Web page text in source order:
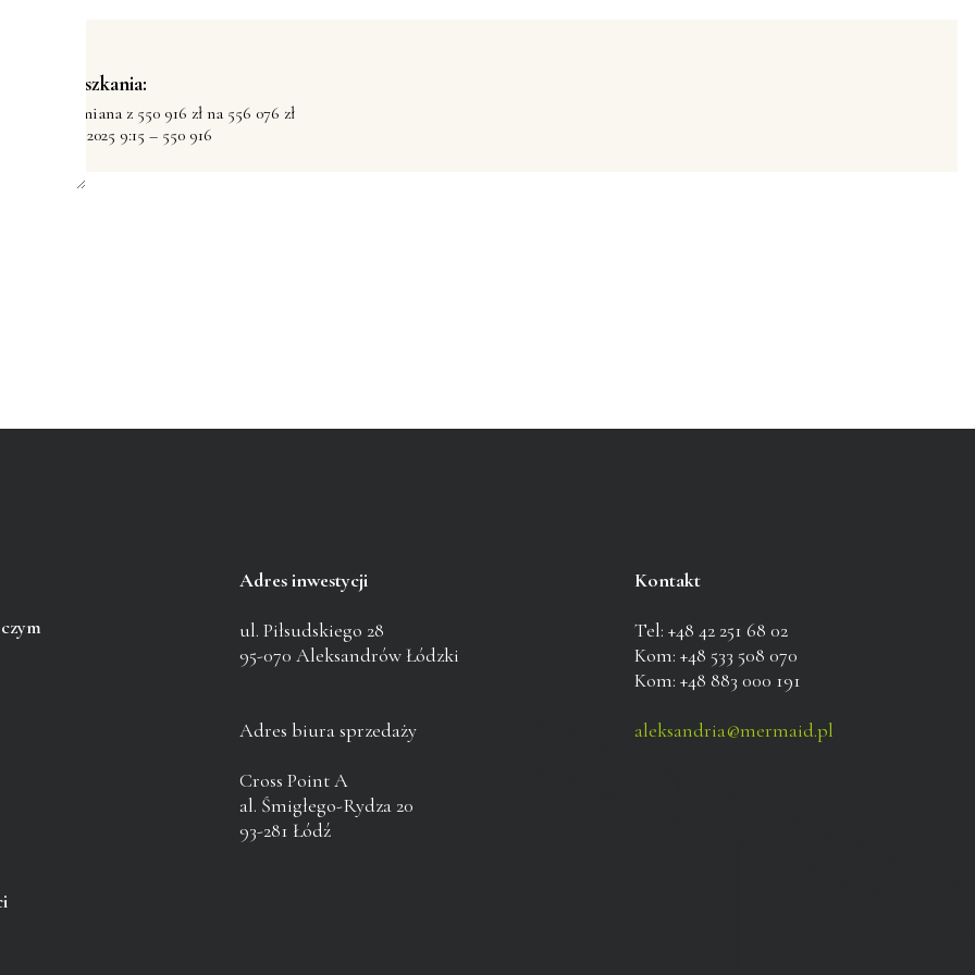
cen mieszkania:
26 10:29 – zmiana z 550 916 zł na 556 076 zł
11 września 2025 9:15 – 550 916
Adres inwestycji
ul. Piłsudskiego 28
95-070 Aleksandrów Łódzki
Adres biura sprzedaży
Cross Point A
al. Śmigłego-Rydza 20
93-281 Łódź
Kontakt
Tel: +48 42 251 68 02
Kom: +48 533 508 070
Kom: +48 883 000 191
aleksandria@mermaid.pl